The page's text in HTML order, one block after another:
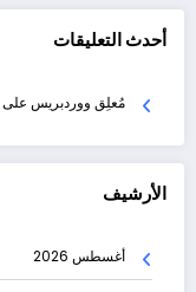
أحدث التعليقات
مُعلِق ووردبريس على
الأرشيف
أغسطس 2026